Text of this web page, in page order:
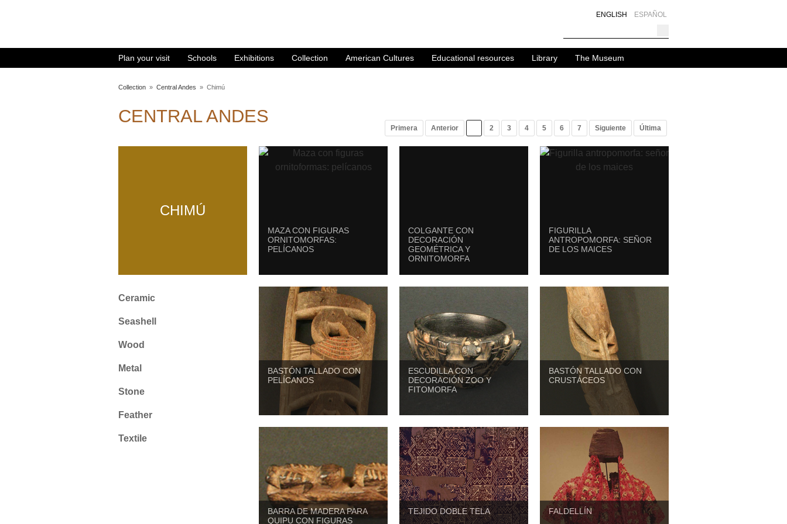
ESPAÑOL
ENGLISH
Plan your visit Schools Exhibitions Collection American Cultures Educational resources Library The Museum
Collection » Central Andes » Chimú
CENTRAL ANDES
CHIMÚ
Ceramic
Seashell
Wood
Metal
Stone
Feather
Textile
Primera Anterior 2 3 4 5 6 7 Siguiente Última
MAZA CON FIGURAS
ORNITOMORFAS:
PELÍCANOS
COLGANTE CON
DECORACIÓN
GEOMÉTRICA Y
ORNITOMORFA
FIGURILLA
ANTROPOMORFA: SEÑOR
DE LOS MAICES
BASTÓN TALLADO CON
PELÍCANOS
ESCUDILLA CON
DECORACIÓN ZOO Y
FITOMORFA
BASTÓN TALLADO CON
CRUSTÁCEOS
BARRA DE MADERA PARA
QUIPU CON FIGURAS
TEJIDO DOBLE TELA FALDELLÍN